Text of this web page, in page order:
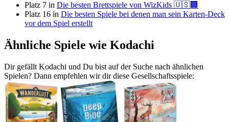
Platz 7 in Die besten Brettspiele von WizKids 🇺🇸🏢
Platz 16 in Die besten Spiele bei denen man sein Karten-Deck
vor dem Spiel erstellt
Ähnliche Spiele wie Kodachi
Dir gefällt Kodachi und Du bist auf der Suche nach ähnlichen
Spielen? Dann empfehlen wir dir diese Gesellschaftsspiele: